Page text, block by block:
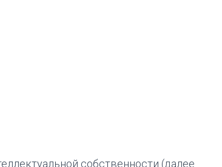
собственности (далее